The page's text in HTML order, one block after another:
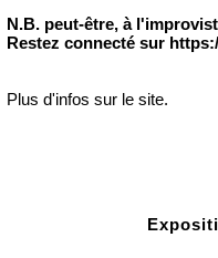
N.B. peut-être, à
Restez connecté sur
Plus d'infos sur le site.